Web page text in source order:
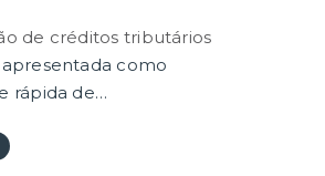
de créditos tributários
como
rápida de…